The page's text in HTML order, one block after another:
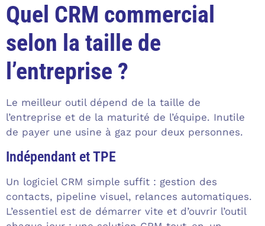
Quel CRM commercial
selon la taille de
l’entreprise ?
Le meilleur outil dépend de la taille de
l’entreprise et de la maturité de l’équipe. Inutile
de payer une usine à gaz pour deux personnes.
Indépendant et TPE
Un logiciel CRM simple suffit : gestion des
contacts, pipeline visuel, relances automatiques.
L’essentiel est de démarrer vite et d’ouvrir l’outil